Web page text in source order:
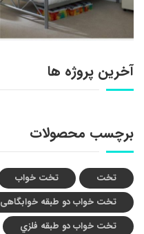
آخرین پروژه ها
برچسب محصولات
تخت تخت خواب
تخت خواب دو طبقه خوابگاهی
تخت خواب دو طبقه فلزي